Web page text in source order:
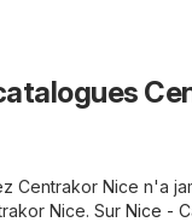
Centrakor Nice n'a
Nice. Sur Nice -